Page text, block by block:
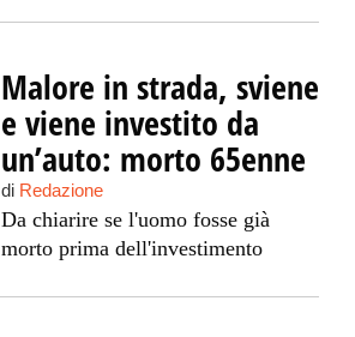
Malore in strada, sviene
e viene investito da
un’auto: morto 65enne
di Redazione
Da chiarire se l'uomo fosse già
morto prima dell'investimento